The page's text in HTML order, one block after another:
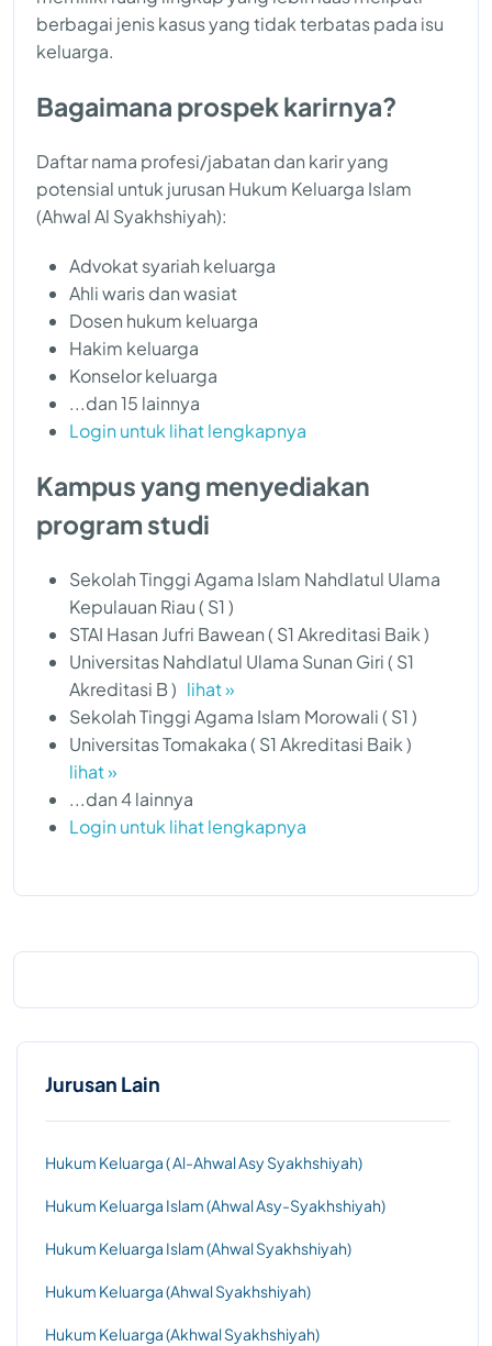
berbagai jenis kasus yang tidak terbatas pada isu
keluarga.
Bagaimana prospek karirnya?
Daftar nama profesi/jabatan dan karir yang
potensial untuk jurusan Hukum Keluarga Islam
(Ahwal Al Syakhshiyah):
Advokat syariah keluarga
Ahli waris dan wasiat
Dosen hukum keluarga
Hakim keluarga
Konselor keluarga
...dan 15 lainnya
Login untuk lihat lengkapnya
Kampus yang menyediakan
program studi
Sekolah Tinggi Agama Islam Nahdlatul Ulama
Kepulauan Riau ( S1 )
STAI Hasan Jufri Bawean ( S1 Akreditasi Baik )
Universitas Nahdlatul Ulama Sunan Giri ( S1
Akreditasi B ) lihat »
Sekolah Tinggi Agama Islam Morowali ( S1 )
Universitas Tomakaka ( S1 Akreditasi Baik )
lihat »
...dan 4 lainnya
Login untuk lihat lengkapnya
Jurusan Lain
Hukum Keluarga ( Al-Ahwal Asy Syakhshiyah)
Hukum Keluarga Islam (Ahwal Asy-Syakhshiyah)
Hukum Keluarga Islam (Ahwal Syakhshiyah)
Hukum Keluarga (Ahwal Syakhshiyah)
Hukum Keluarga (Akhwal Syakhshiyah)